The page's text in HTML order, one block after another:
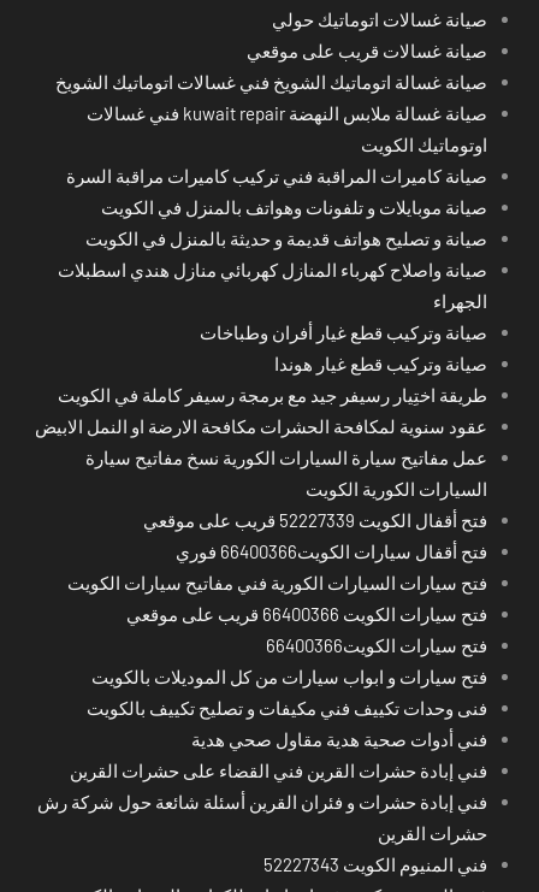
صيانة غسالات اتوماتيك حولي
صيانة غسالات قريب على موقعي
صيانة غسالة اتوماتيك الشويخ فني غسالات اتوماتيك الشويخ
صيانة غسالة ملابس النهضة kuwait repair فني غسالات
اوتوماتيك الكويت
صيانة كاميرات المراقبة فني تركيب كاميرات مراقبة السرة
صيانة موبايلات و تلفونات وهواتف بالمنزل في الكويت
صيانة و تصليح هواتف قديمة و حديثة بالمنزل في الكويت
صيانة واصلاح كهرباء المنازل كهربائي منازل هندي اسطبلات
الجهراء
صيانة وتركيب قطع غيار أفران وطباخات
صيانة وتركيب قطع غيار هوندا
طريقة اختِيار رسيفر جيد مع برمجة رسيفر كاملة في الكويت
عقود سنوية لمكافحة الحشرات مكافحة الارضة او النمل الابيض
عمل مفاتيح سيارة السيارات الكورية نسخ مفاتيح سيارة
السيارات الكورية الكويت
فتح أقفال الكويت 52227339 قريب على موقعي
فتح أقفال سيارات الكويت66400366 فوري
فتح سيارات السيارات الكورية فني مفاتيح سيارات الكويت
فتح سيارات الكويت 66400366 قريب على موقعي
فتح سيارات الكويت66400366
فتح سيارات و ابواب سيارات من كل الموديلات بالكويت
فنى وحدات تكييف فني مكيفات و تصليح تكييف بالكويت
فني أدوات صحية هدية مقاول صحي هدية
فني إبادة حشرات القرين فني القضاء على حشرات القرين
فني إبادة حشرات و فئران القرين أسئلة شائعة حول شركة رش
حشرات القرين
فني المنيوم الكويت 52227343